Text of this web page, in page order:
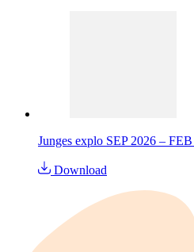
Junges explo SEP 2026 –
Download